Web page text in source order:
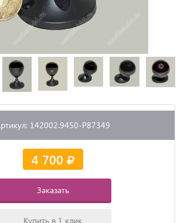
142002.9450-P87349
4 700
Заказать
Купить в 1 клик